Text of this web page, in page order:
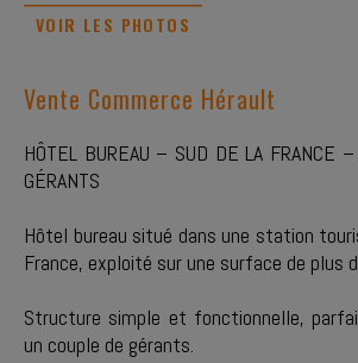
VOIR LES PHOTOS
Vente Commerce Hérault
HÔTEL BUREAU – SUD DE LA FRANCE
GÉRANTS
Hôtel bureau situé dans une station
France, exploité sur une surface de plus
Structure simple et fonctionnelle,
un couple de gérants.